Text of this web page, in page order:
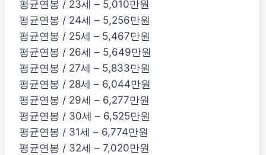
평균연봉 / 23세 – 5,010만원
평균연봉 / 24세 – 5,256만원
평균연봉 / 25세 – 5,467만원
평균연봉 / 26세 – 5,649만원
평균연봉 / 27세 – 5,833만원
평균연봉 / 28세 – 6,044만원
평균연봉 / 29세 – 6,277만원
평균연봉 / 30세 – 6,525만원
평균연봉 / 31세 – 6,774만원
평균연봉 / 32세 – 7,020만원